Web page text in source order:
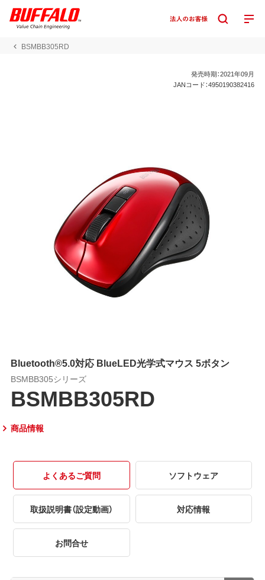
BSMBB305RD
発売時期：2021年09月
JANコード：4950190382416
Bluetooth®5.0対応 BlueLED光学式マウス 5ボタン
BSMBB305シリーズ
BSMBB305RD
商品情報
よくあるご質問 ソフトウェア
取扱説明書（設定動画） 対応情報
お問合せ